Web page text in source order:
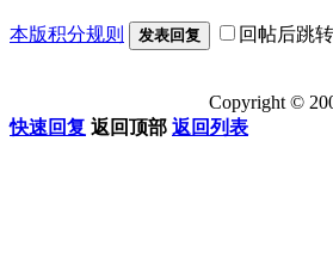
本版积分规则 发表回复 回帖后跳
Copyright ©
快速回复 返回顶部 返回列表